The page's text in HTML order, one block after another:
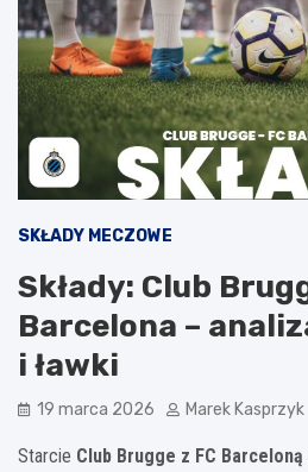
SKŁADY MECZOWE
Składy: Club
Barcelona –
i ławki
19 marca 2026 Marek Kasprzyk
Starcie Club Brugge z FC